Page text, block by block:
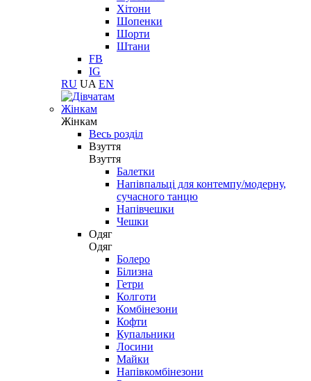
Хітони
Шопенки
Шорти
Штани
FB
IG
RU UA EN
Жінкам
Жінкам
Весь розділ
Взуття
Взуття
Балетки
Напівпальці для контемпу/модерну,
сучасного танцю
Напівчешки
Чешки
Одяг
Одяг
Болеро
Білизна
Гетри
Колготи
Комбінезони
Кофти
Купальники
Лосини
Майки
Напівкомбінезони